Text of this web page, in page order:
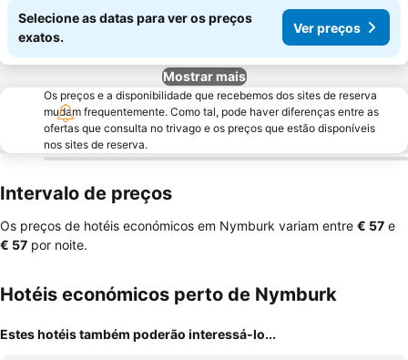
Selecione as datas para ver os preços
exatos.
Ver preços
Mostrar mais
Os preços e a disponibilidade que recebemos dos sites de reserva
mudam frequentemente. Como tal, pode haver diferenças entre as
ofertas que consulta no trivago e os preços que estão disponíveis
nos sites de reserva.
Intervalo de preços
Os preços de hotéis económicos em Nymburk variam entre ‎€ 57 e
‎€ 57 por noite.
Hotéis económicos perto de Nymburk
Estes hotéis também poderão interessá-lo...